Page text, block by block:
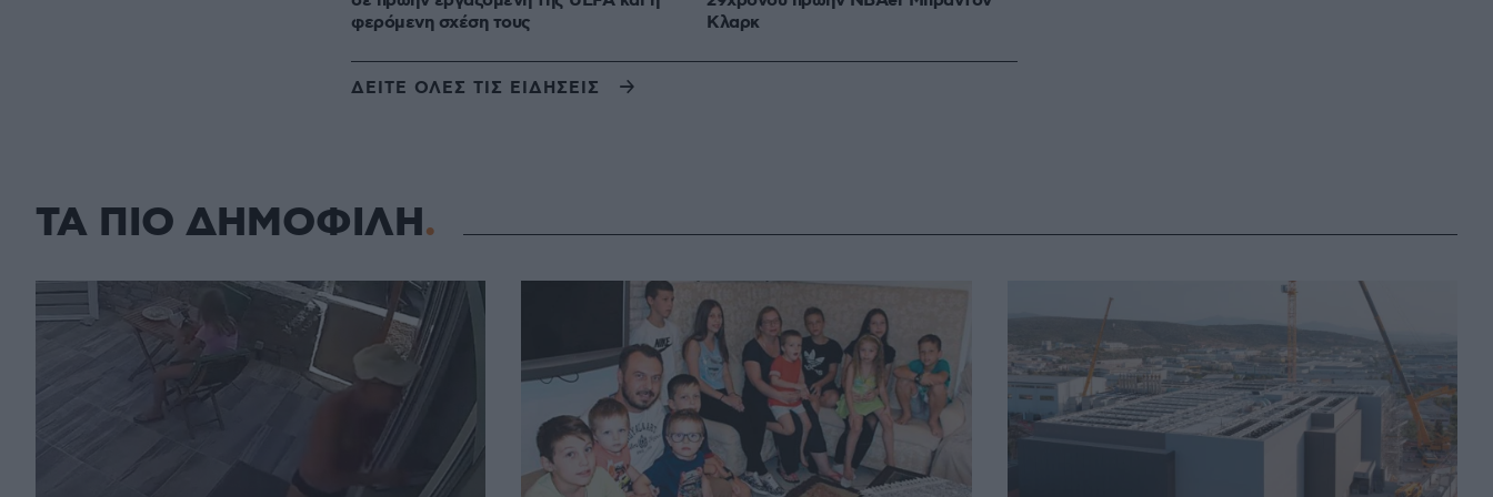
φερόμενη σχέση τους
Κλαρκ
ΔΕΙΤΕ ΟΛΕΣ ΤΙΣ ΕΙΔΗΣΕΙΣ
ΤΑ ΠΙΟ ΔΗΜΟΦΙΛΗ